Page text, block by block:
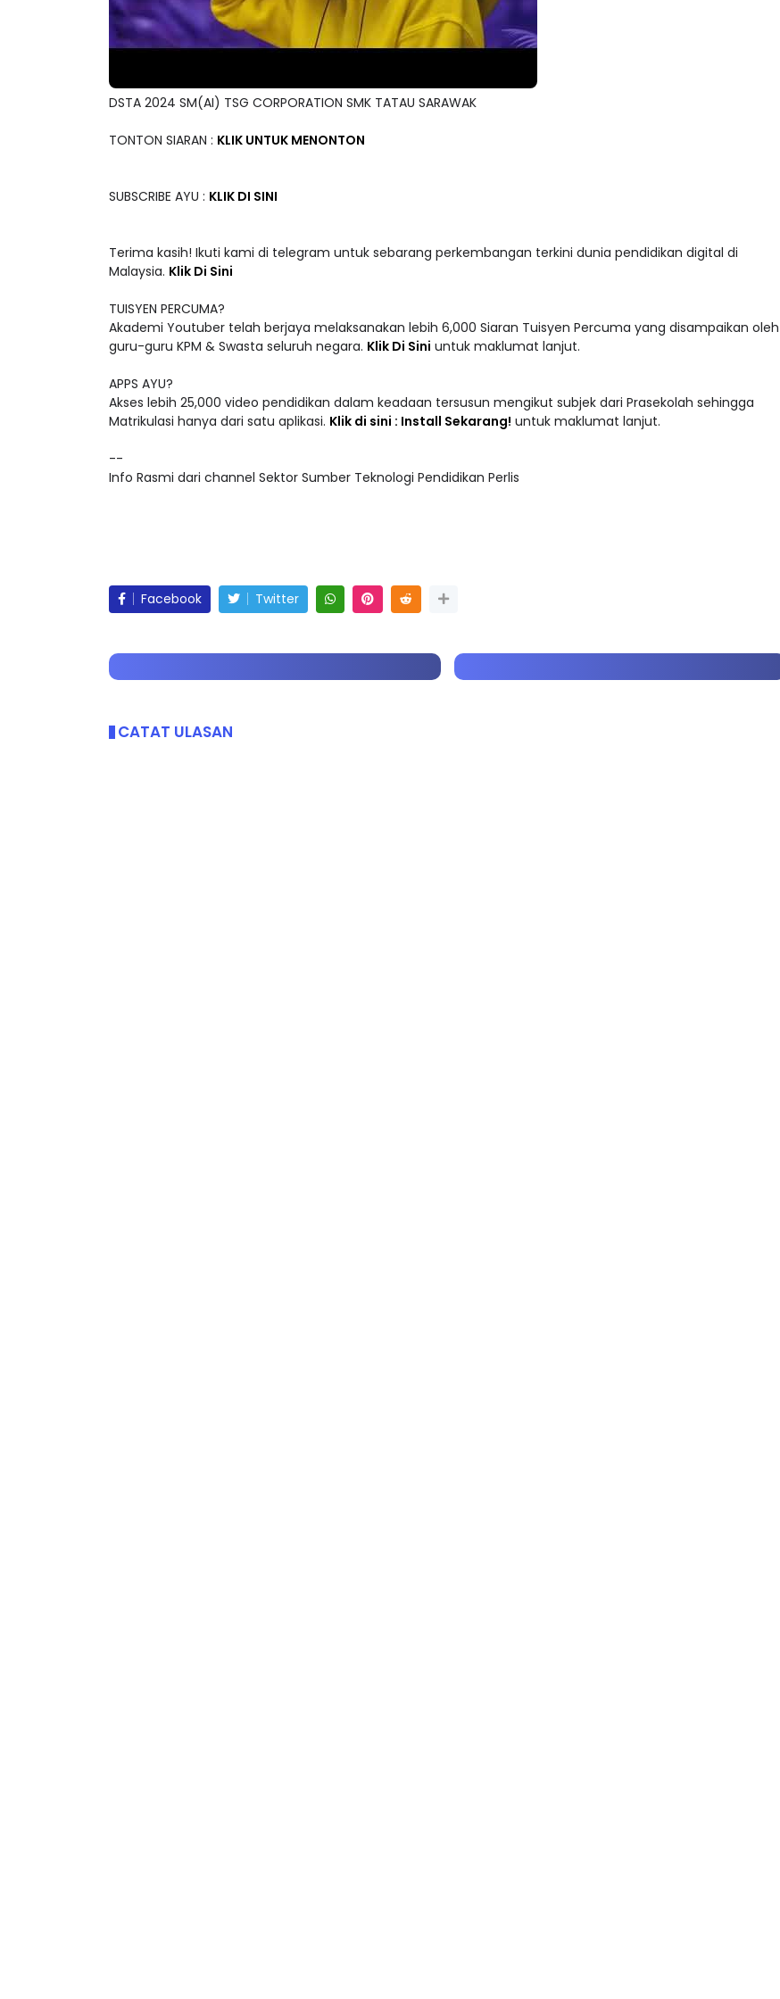
DSTA 2024 SM(AI) TSG CORPORATION SMK TATAU SARAWAK
TONTON SIARAN : KLIK UNTUK MENONTON
SUBSCRIBE AYU : KLIK DI SINI
Terima kasih! Ikuti kami di telegram untuk sebarang perkembangan terkini dunia pendidikan digital di
Malaysia. Klik Di Sini
TUISYEN PERCUMA?
Akademi Youtuber telah berjaya melaksanakan lebih 6,000 Siaran Tuisyen Percuma yang disampaikan oleh
guru-guru KPM & Swasta seluruh negara. Klik Di Sini untuk maklumat lanjut.
APPS AYU?
Akses lebih 25,000 video pendidikan dalam keadaan tersusun mengikut subjek dari Prasekolah sehingga
Matrikulasi hanya dari satu aplikasi. Klik di sini : Install Sekarang! untuk maklumat lanjut.
--
Info Rasmi dari channel Sektor Sumber Teknologi Pendidikan Perlis
Facebook Twitter
CATAT ULASAN